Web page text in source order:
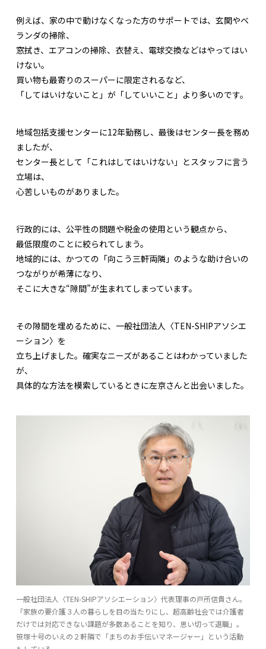
例えば、家の中で動けなくなった方のサポートでは、玄関やベ
ランダの掃除、
窓拭き、エアコンの掃除、衣替え、電球交換などはやってはい
けない。
買い物も最寄りのスーパーに限定されるなど、
「してはいけないこと」が「していいこと」より多いのです。
地域包括支援センターに12年勤務し、最後はセンター長を務め
ましたが、
センター長として「これはしてはいけない」とスタッフに言う
立場は、
心苦しいものがありました。
行政的には、公平性の問題や税金の使用という観点から、
最低限度のことに絞られてしまう。
地域的には、かつての「向こう三軒両隣」のような助け合いの
つながりが希薄になり、
そこに大きな“隙間”が生まれてしまっています。
その隙間を埋めるために、一般社団法人〈TEN-SHIPアソシエ
ーション〉を
立ち上げました。確実なニーズがあることはわかっていました
が、
具体的な方法を模索しているときに左京さんと出会いました。
一般社団法人〈TEN-SHIPアソシエーション〉代表理事の戸所信貴さん。
「家族の要介護３人の暮らしを目の当たりにし、超高齢社会では介護者
だけでは対応できない課題が多数あることを知り、思い切って退職」。
笹塚十号のいえの２軒隣で「まちのお手伝いマネージャー」という活動